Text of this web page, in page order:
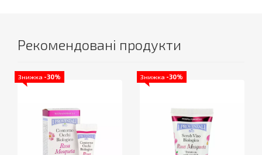
Рекомендовані продукти
Знижка -30% Знижка -30%